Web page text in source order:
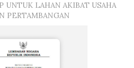
UNTUK LAHAN AKIBAT USAHA
PERTAMBANGAN